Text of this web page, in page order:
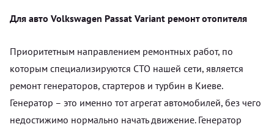
Для авто Volkswagen Passat Variant ремонт отопителя
Приоритетным направлением ремонтных работ, по
которым специализируются СТО нашей сети, является
ремонт генераторов, стартеров и турбин в Киеве.
Генератор – это именно тот агрегат автомобилей, без чего
недостижимо нормально начать движение. Генератор